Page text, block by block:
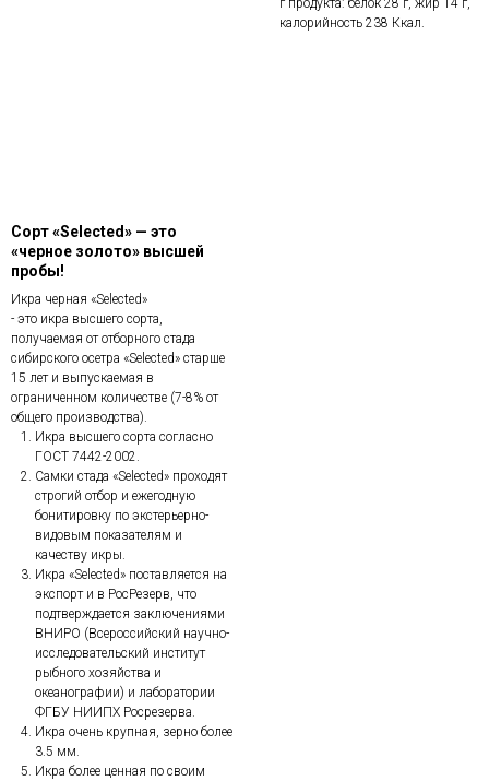
калорийность 238 Ккал.
Сорт «Selected» — это
«черное золото» высшей
пробы!
Икра черная «Selected»
- это икра высшего сорта,
получаемая от отборного стада
сибирского осетра «Selected» старше
15 лет и выпускаемая в
ограниченном количестве (7-8% от
общего производства).
Икра высшего сорта согласно
ГОСТ 7442-2002.
Самки стада «Selected» проходят
строгий отбор и ежегодную
бонитировку по экстерьерно-
видовым показателям и
качеству икры.
Икра «Selected» поставляется на
экспорт и в РосРезерв, что
подтверждается заключениями
ВНИРО (Всероссийский научно-
исследовательский институт
рыбного хозяйства и
океанографии) и лаборатории
ФГБУ НИИПХ Росрезерва.
Икра очень крупная, зерно более
3.5 мм.
Икра более ценная по своим